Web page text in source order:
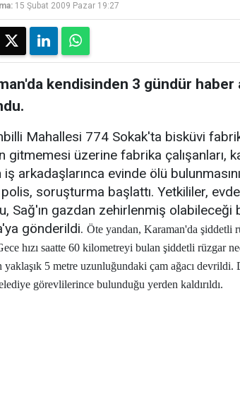
15 Şubat 2009 Pazar 19:27
kendisinden 3 gündür haber
Mahallesi 774 Sokak'ta bisküvi
gitmemesi üzerine fabrika çalışanları,
iş arkadaşlarınca evinde ölü
soruşturma başlattı. Yetkililer,
Sağ'ın gazdan zehirlenmiş olabileceği
gönderildi. Öte yandan, Karaman'da şiddetli
hızı saatte 60 kilometreyi bulan şiddetli rüzgar
yaklaşık 5 metre uzunluğundaki çam ağacı devrildi.
görevlilerince bulunduğu yerden kaldırıldı.